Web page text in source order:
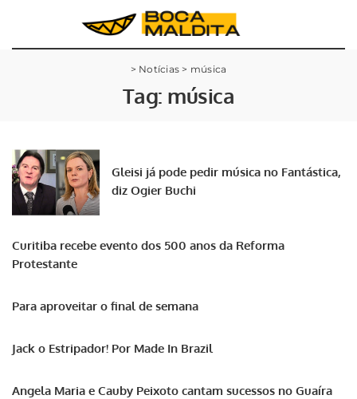
> Notícias > música
Tag: música
Gleisi já pode pedir música no Fantástica,
diz Ogier Buchi
Curitiba recebe evento dos 500 anos da Reforma
Protestante
Para aproveitar o final de semana
Jack o Estripador! Por Made In Brazil
Angela Maria e Cauby Peixoto cantam sucessos no Guaíra